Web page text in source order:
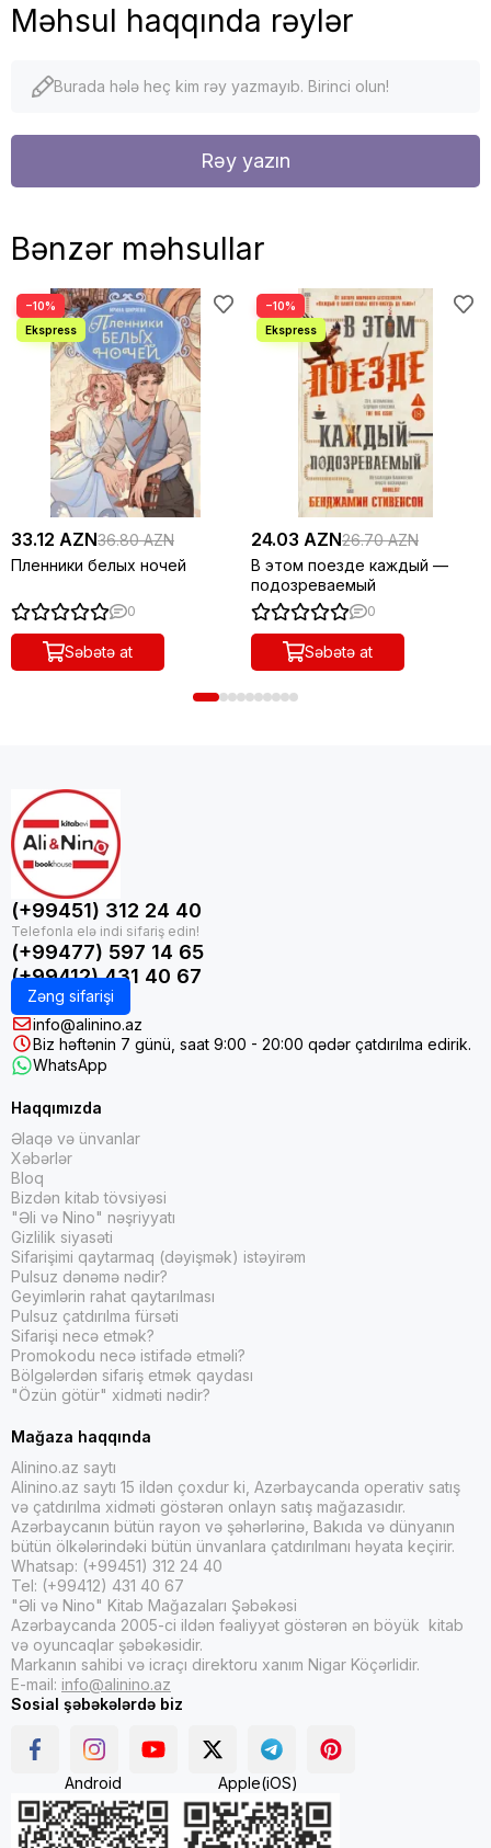
Məhsul haqqında rəylər
Burada hələ heç kim rəy yazmayıb. Birinci olun!
Rəy yazın
Bənzər məhsullar
−10%
33.12 AZN36.80 AZN
Пленники белых ночей
0
Səbətə at
−10%
24.03 AZN26.70 AZN
В этом поезде каждый —
подозреваемый
0
Səbətə at
(+99451) 312 24 40
(+99477) 597 14 65
(+99412) 431 40 67
Zəng sifarişi
info@alinino.az
Biz həftənin 7 günü, saat 9:00 - 20:00 qədər çatdırılma edirik.
WhatsApp
Haqqımızda
Əlaqə və ünvanlar
Xəbərlər
Bloq
Bizdən kitab tövsiyəsi
"Əli və Nino" nəşriyyatı
Gizlilik siyasəti
Sifarişimi qaytarmaq (dəyişmək) istəyirəm
Pulsuz dənəmə nədir?
Geyimlərin rahat qaytarılması
Pulsuz çatdırılma fürsəti
Sifarişi necə etmək?
Promokodu necə istifadə etməli?
Bölgələrdən sifariş etmək qaydası
"Özün götür" xidməti nədir?
Mağaza haqqında
Alinino.az saytı
Alinino.az saytı 15 ildən çoxdur ki, Azərbaycanda operativ satış
və çatdırılma xidməti göstərən onlayn satış mağazasıdır.
Azərbaycanın bütün rayon və şəhərlərinə, Bakıda və dünyanın
bütün ölkələrindəki bütün ünvanlara çatdırılmanı həyata keçirir.
Whatsap: (+99451) 312 24 40
Tel: (+99412) 431 40 67
"Əli və Nino" Kitab Mağazaları Şəbəkəsi
Azərbaycanda 2005-ci ildən fəaliyyət göstərən ən böyük kitab
və oyuncaqlar şəbəkəsidir.
Markanın sahibi və icraçı direktoru xanım Nigar Köçərlidir.
E-mail: info@alinino.az
Sosial şəbəkələrdə biz
Android Apple(iOS)